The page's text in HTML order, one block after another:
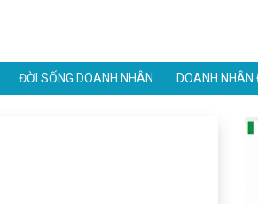
ĐỜI SỐNG DOANH NHÂN DOANH